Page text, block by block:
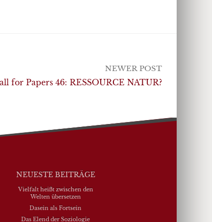
NEWER POST
for Papers 46: RESSOURCE NATUR?
NEUESTE BEITRÄGE
Vielfalt heißt zwischen den
Welten übersetzen
Dasein als Fortsein
Das Elend der Soziologie